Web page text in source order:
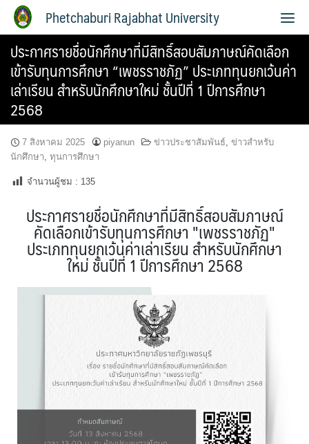
Phetchaburi Rajabhat University
ประกาศรายชื่อนักศึกษาที่มีสิทธิ์สอบสัมภาษณ์คัดเลือก
เข้ารับทุนการศึกษา “เพชรราชภัฏ” ประเภททุนยกเว้นค่า
เล่าเรียน สำหรับนักศึกษาใหม่ ชั้นปีที่ 1 ปีการศึกษา
2568
7 สิงหาคม 2025 piyanun ข่าวประชาสัมพันธ์, ข่าวสำหรับ
นักศึกษา, ทุนการศึกษา
จำนวนผู้ชม : 135
ประกาศรายชื่อนักศึกษาที่มีสิทธิ์สอบสัมภาษณ์
คัดเลือกเข้ารับทุนการศึกษา "เพชรราชภัฏ"
ประเภททุนยกเว้นค่าเล่าเรียน สำหรับนักศึกษา
ใหม่ ชั้นปีที่ 1 ปีการศึกษา 2568